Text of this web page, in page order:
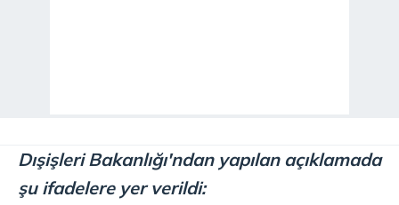
Dışişleri Bakanlığı'ndan yapılan açıklamada
şu ifadelere yer verildi: